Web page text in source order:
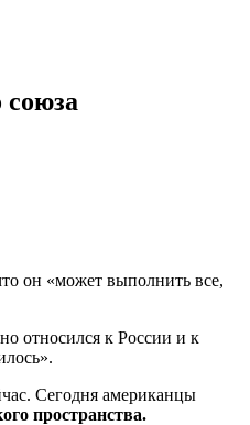
он «может выполнить все,
относился к России и к
Сегодня американцы
пространства.